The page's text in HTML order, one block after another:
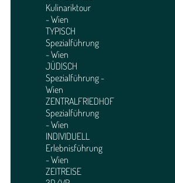
Kulinariktour
- Wien
TYPISCH
Spezialführung
- Wien
JÜDISCH
Spezialführung -
Wien
ZENTRALFRIEDHOF
Spezialführung
- Wien
INDIVIDUELL
Erlebnisführung
- Wien
ZEITREISE